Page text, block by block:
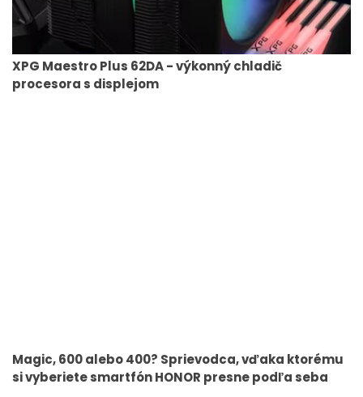
XPG Maestro Plus 62DA - výkonný chladič
procesora s displejom
Magic, 600 alebo 400? Sprievodca, vďaka ktorému
si vyberiete smartfón HONOR presne podľa seba